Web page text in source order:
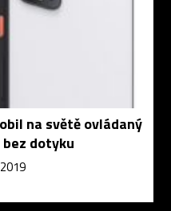
na světě ovládaný
dotyku